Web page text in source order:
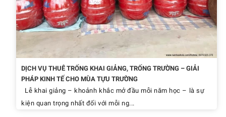
DỊCH VỤ THUÊ TRỐNG KHAI GIẢNG, TRỐNG TRƯỜNG – GIẢI
PHÁP KINH TẾ CHO MÙA TỰU TRƯỜNG
Lễ khai giảng – khoảnh khắc mở đầu mỗi năm học – là sự
kiện quan trọng nhất đối với mỗi ng...